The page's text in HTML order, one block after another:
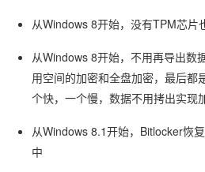
从Windows 8开始，没有TPM芯片
从Windows 8开始，不用再导出数
用空间的加密和全盘加密，最后都
个快，一个慢，数据不用拷出实现
从Windows 8.1开始，Bitlocker恢
中